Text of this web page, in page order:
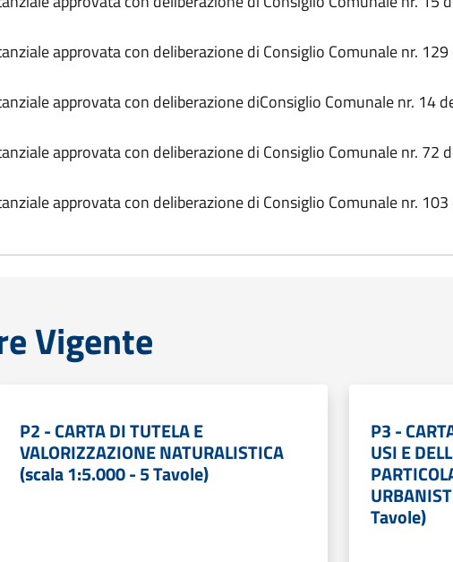
approvata con deliberazione di Consiglio Comunale nr.
approvata con deliberazione diConsiglio Comunale nr. 14
approvata con deliberazione di Consiglio Comunale nr. 72
approvata con deliberazione di Consiglio Comunale nr.
Vigente
P2 - CARTA DI TUTELA E
VALORIZZAZIONE NATURALISTICA
(scala 1:5.000 - 5 Tavole)
P3 -
USI E
Tavole)